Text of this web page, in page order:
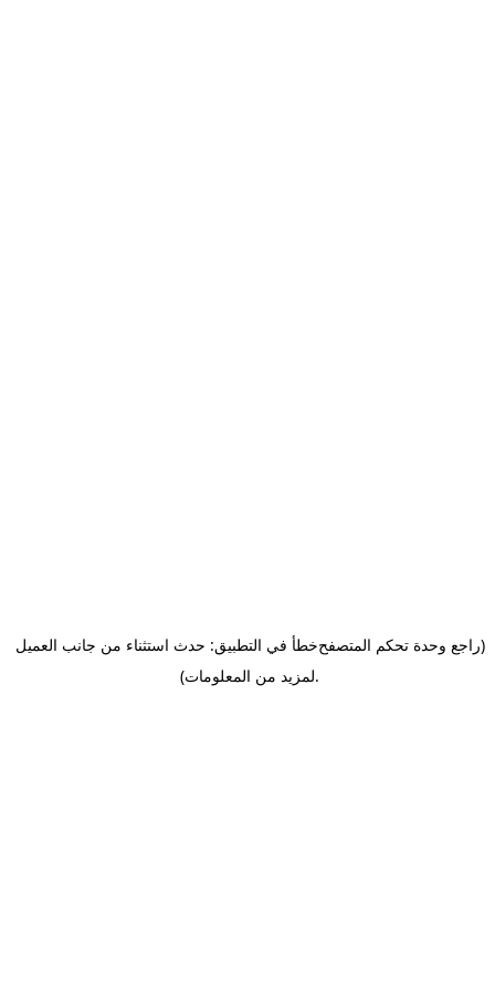
خطأ في التطبيق: حدث استثناء من جانب العميل(راجع وحدة تحكم المتصفح
لمزيد من المعلومات).